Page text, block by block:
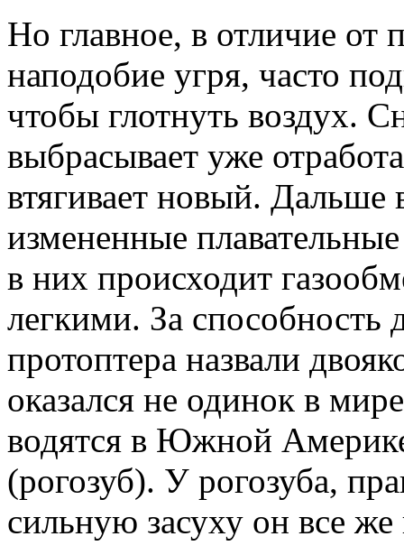
Но главное, в отличие от
наподобие угря, часто
чтобы глотнуть воздух.
выбрасывает уже
втягивает новый. Дальше
измененные
в них происходит
легкими. За
протоптера назвали
оказался не одинок в
водятся в Южной
(рогозуб). У рогозуба,
сильную засуху он все же